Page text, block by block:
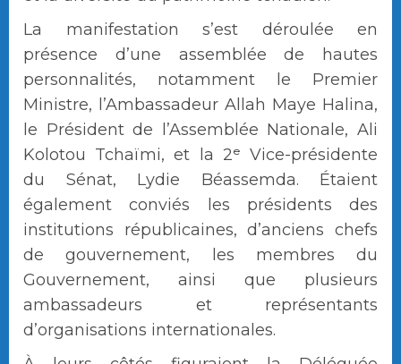
La manifestation s’est déroulée en
présence d’une assemblée de hautes
personnalités, notamment le Premier
Ministre, l’Ambassadeur Allah Maye Halina,
le Président de l’Assemblée Nationale, Ali
Kolotou Tchaïmi, et la 2ᵉ Vice-présidente
du Sénat, Lydie Béassemda. Étaient
également conviés les présidents des
institutions républicaines, d’anciens chefs
de gouvernement, les membres du
Gouvernement, ainsi que plusieurs
ambassadeurs et représentants
d’organisations internationales.